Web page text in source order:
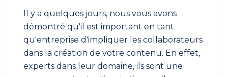
Il y a quelques jours, nous vous avons
démontré qu'il est important en tant
qu'entreprise d'impliquer les collaborateurs
dans la création de votre contenu. En effet,
experts dans leur domaine, ils sont une